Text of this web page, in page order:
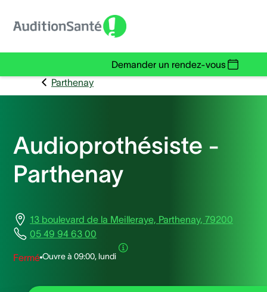
Demander un rendez-vous
Parthenay
Audioprothésiste -
Parthenay
13 boulevard de la Meilleraye, Parthenay, 79200
05 49 94 63 00
Fermé Ouvre à 09:00, lundi